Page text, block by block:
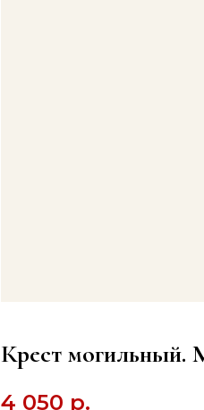
Крест могильный.
4 050 р.